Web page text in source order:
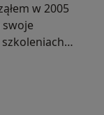
w 2005
specjalistów.
i cieszyć się